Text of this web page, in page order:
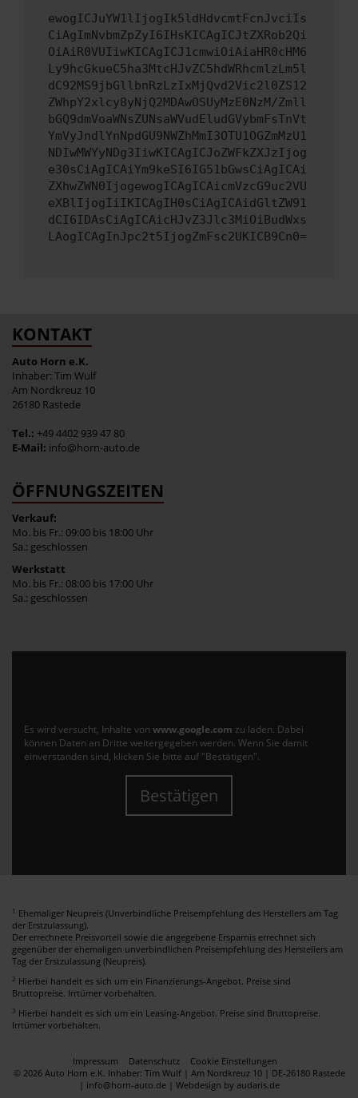
ewogICJuYW1lIjogIk5ldHdvcmtFcnJvciIs
CiAgImNvbmZpZyI6IHsKICAgICJtZXRob2Qi
OiAiR0VUIiwKICAgICJ1cmwiOiAiaHR0cHM6
Ly9hcGkueC5ha3MtcHJvZC5hdWRhcmlzLm5l
dC92MS9jbGllbnRzLzIxMjQvd2Vic2l0ZS12
ZWhpY2xlcy8yNjQ2MDAwOSUyMzE0NzM/Zmll
bGQ9dmVoaWNsZUNsaWVudEludGVybmFsTnVt
YmVyJndlYnNpdGU9NWZhMmI3OTU1OGZmMzU1
NDIwMWYyNDg3IiwKICAgICJoZWFkZXJzIjog
e30sCiAgICAiYm9keSI6IG51bGwsCiAgICAi
ZXhwZWN0IjogewogICAgICAicmVzcG9uc2VU
eXBlIjogIiIKICAgIH0sCiAgICAidGltZW91
dCI6IDAsCiAgICAicHJvZ3Jlc3MiOiBudWxs
LAogICAgInJpc2t5IjogZmFsc2UKICB9Cn0=
KONTAKT
Auto Horn e.K.
Inhaber: Tim Wulf
Am Nordkreuz 10
26180 Rastede
Tel.: +49 4402 939 47 80
E-Mail: info@horn-auto.de
ÖFFNUNGSZEITEN
Verkauf:
Mo. bis Fr.: 09:00 bis 18:00 Uhr
Sa.: geschlossen
Werkstatt
Mo. bis Fr.: 08:00 bis 17:00 Uhr
Sa.: geschlossen
Es wird versucht, Inhalte von www.google.com zu laden. Dabei
können Daten an Dritte weitergegeben werden. Wenn Sie damit
einverstanden sind, klicken Sie bitte auf "Bestätigen".
Bestätigen
1 Ehemaliger Neupreis (Unverbindliche Preisempfehlung des Herstellers am Tag
der Erstzulassung).
Der errechnete Preisvorteil sowie die angegebene Ersparnis errechnet sich
gegenüber der ehemaligen unverbindlichen Preisempfehlung des Herstellers am
Tag der Erstzulassung (Neupreis).
2 Hierbei handelt es sich um ein Finanzierungs-Angebot. Preise sind
Bruttopreise. Irrtümer vorbehalten.
3 Hierbei handelt es sich um ein Leasing-Angebot. Preise sind Bruttopreise.
Irrtümer vorbehalten.
Impressum Datenschutz
Cookie Einstellungen
© 2026 Auto Horn e.K. Inhaber: Tim Wulf | Am Nordkreuz 10 | DE-26180 Rastede
| info@horn-auto.de | Webdesign by audaris.de